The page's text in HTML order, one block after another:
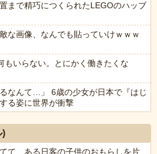
まで精巧につくられたLEGOのハッブ
な画像、なんでも貼っていけｗｗｗ
もいらない。とにかく働きたくな
なんて…」 6歳の少女が日本で『はじ
る姿に世界が衝撃
)
て、ある日客の子供のおもらしを片